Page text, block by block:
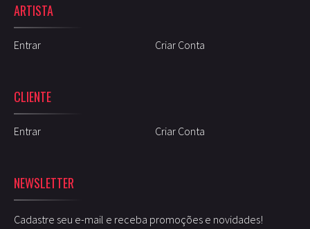
ARTISTA
Entrar Criar Conta
CLIENTE
Entrar Criar Conta
NEWSLETTER
Cadastre seu e-mail e receba promoções e novidades!